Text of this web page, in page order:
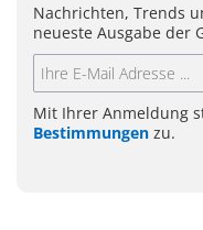
Nachrichten, Trends
neueste Ausgabe der
Mit Ihrer Anmeldung
Bestimmungen zu.